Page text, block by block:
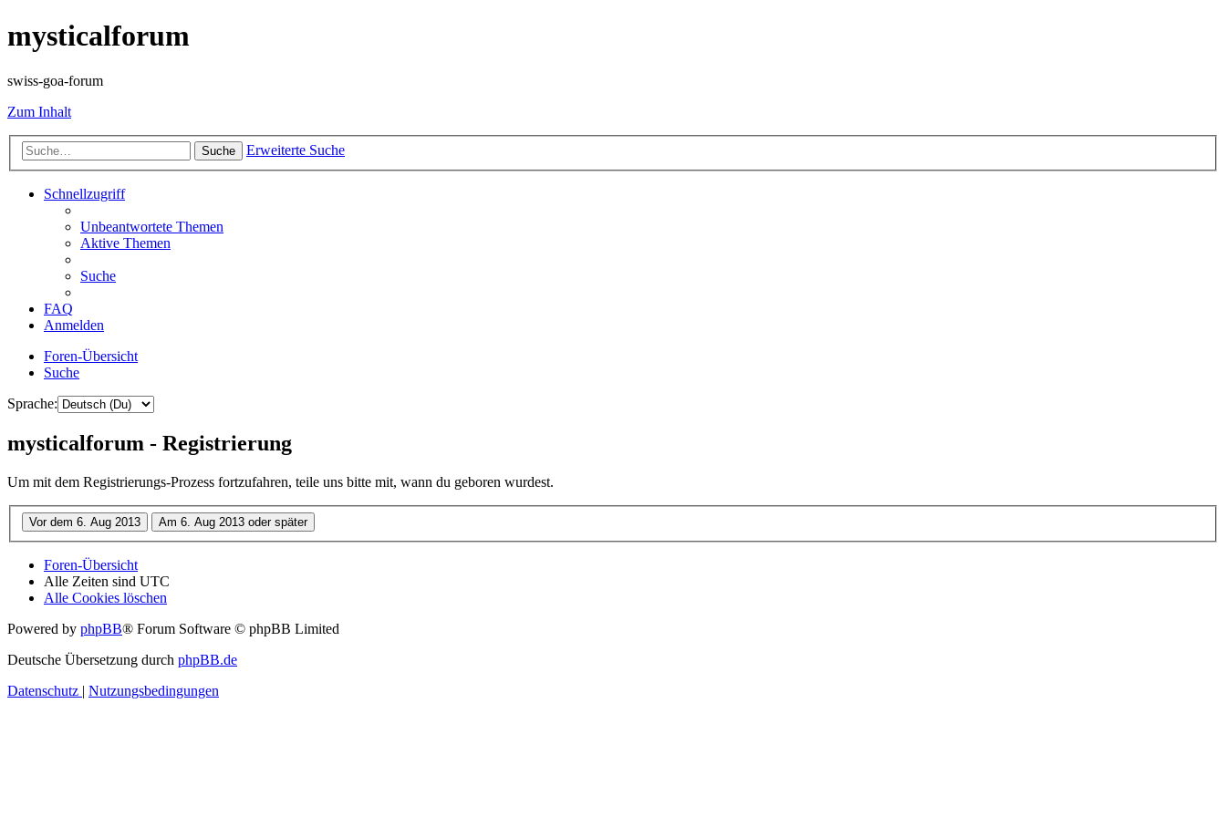
mysticalforum
swiss-goa-forum
Zum Inhalt
Suche Erweiterte Suche
Schnellzugriff
Unbeantwortete Themen
Aktive Themen
Suche
FAQ
Anmelden
Foren-Übersicht
Suche
Sprache:
mysticalforum - Registrierung
Um mit dem Registrierungs-Prozess fortzufahren, teile uns bitte mit, wann du geboren wurdest.
Foren-Übersicht
Alle Zeiten sind UTC
Alle Cookies löschen
Powered by phpBB® Forum Software © phpBB Limited
Deutsche Übersetzung durch phpBB.de
Datenschutz | Nutzungsbedingungen